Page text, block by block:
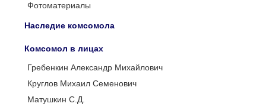
Фотоматериалы
Наследие комсомола
Комсомол в лицах
Гребенкин Александр Михайлович
Круглов Михаил Семенович
Матушкин С.Д.